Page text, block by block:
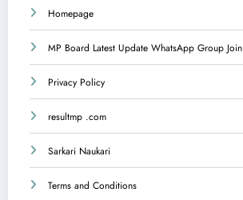
Homepage
MP Board Latest Update WhatsApp Group Join
Privacy Policy
resultmp .com
Sarkari Naukari
Terms and Conditions